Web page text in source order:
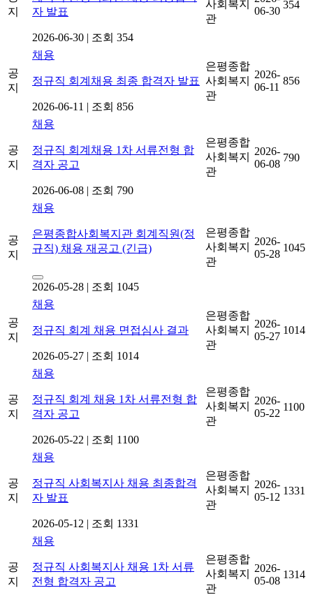
지
자 발표
2026-06-30 | 조회 354
사회복지
관
06-30
354
공
지
채용
정규직 회계채용 최종 합격자 발표
2026-06-11 | 조회 856
은평종합
사회복지
관
2026-
06-11
856
공
지
채용
정규직 회계채용 1차 서류전형 합
격자 공고
2026-06-08 | 조회 790
은평종합
사회복지
관
2026-
06-08
790
공
지
채용
은평종합사회복지관 회계직원(정
규직) 채용 재공고 (긴급)
2026-05-28 | 조회 1045
은평종합
사회복지
관
2026-
05-28
1045
공
지
채용
정규직 회계 채용 면접심사 결과
2026-05-27 | 조회 1014
은평종합
사회복지
관
2026-
05-27
1014
공
지
채용
정규직 회계 채용 1차 서류전형 합
격자 공고
2026-05-22 | 조회 1100
은평종합
사회복지
관
2026-
05-22
1100
공
지
채용
정규직 사회복지사 채용 최종합격
자 발표
2026-05-12 | 조회 1331
은평종합
사회복지
관
2026-
05-12
1331
공
지
채용
정규직 사회복지사 채용 1차 서류
전형 합격자 공고
은평종합
사회복지
관
2026-
05-08
1314